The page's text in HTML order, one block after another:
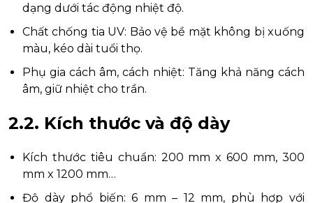
dạng dưới tác động nhiệt độ.
Chất chống tia UV: Bảo vệ bề mặt không bị xuống
màu, kéo dài tuổi thọ.
Phụ gia cách âm, cách nhiệt: Tăng khả năng cách
âm, giữ nhiệt cho trần.
2.2. Kích thước và độ dày
Kích thước tiêu chuẩn: 200 mm x 600 mm, 300
mm x 1200 mm…
Độ dày phổ biến: 6 mm – 12 mm, phù hợp với